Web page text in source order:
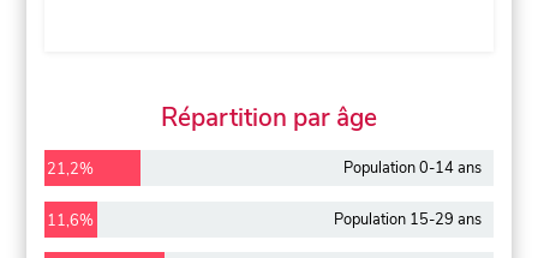
Répartition par âge
21,2% Population 0-14 ans
11,6% Population 15-29 ans